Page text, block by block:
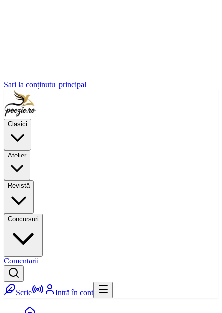
Sari la conținutul principal
Clasici
Atelier
Revistă
Concursuri
Comentarii
Scrie Intră în cont